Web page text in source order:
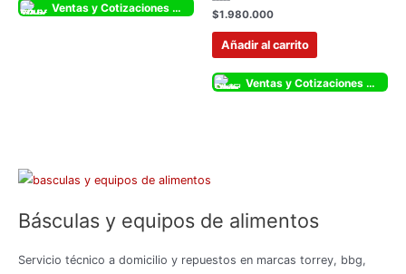
Básculas y equipos de alimentos
Servicio técnico a domicilio y repuestos en marcas torrey, bbg,
Ventas y Cotizaciones Whatsapp
Valorado
con
0
$1.980.000
Añadir al carrito
Ventas y Cotizaciones Whatsapp